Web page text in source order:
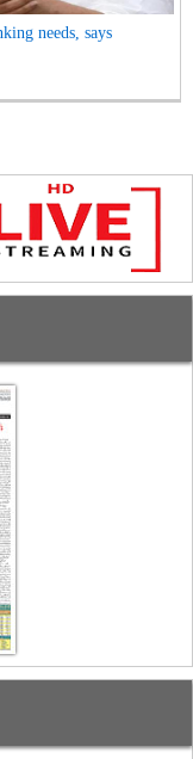
needs, says